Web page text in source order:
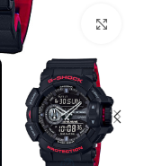
بزرگنمایی تصویر